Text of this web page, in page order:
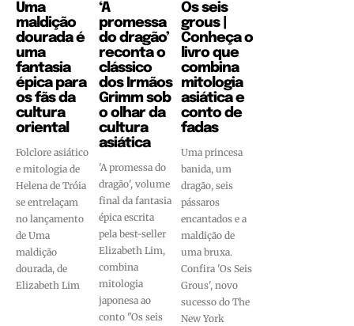
Uma
maldição
dourada é
uma
fantasia
épica para
os fãs da
cultura
oriental
Folclore asiático
e mitologia de
Helena de Tróia
se entrelaçam
no lançamento
de Uma
maldição
dourada, de
Elizabeth Lim
‘A
promessa
do dragão’
reconta o
clássico
dos Irmãos
Grimm sob
o olhar da
cultura
asiática
'A promessa do
dragão', volume
final da fantasia
épica escrita
pela best-seller
Elizabeth Lim,
combina
mitologia
japonesa ao
conto "Os seis
Os seis
grous |
Conheça o
livro que
combina
mitologia
asiática e
conto de
fadas
Uma princesa
banida, um
dragão, seis
pássaros
encantados e a
maldição de
uma bruxa.
Confira 'Os Seis
Grous', novo
sucesso do The
New York